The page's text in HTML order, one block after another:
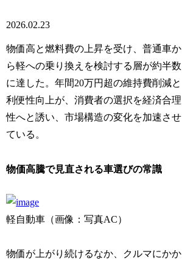
2026.02.23
物価高と燃料費の上昇を受け、普通車か
ら軽への乗り換えを検討する層が約半数
に達した。年間20万円超の維持費削減と
利便性向上が、消費者の選択を経済合理
性へと誘い、市場構造の変化を加速させ
ている。
物価高騰で見直される車選びの常識
軽自動車（画像：写真AC）
物価が上がり続けるなか、クルマにかか